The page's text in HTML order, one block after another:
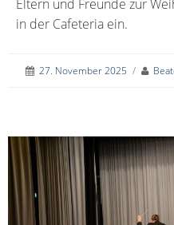
Eltern und Freunde zur
in der Cafeteria ein.
27. November 2025 /